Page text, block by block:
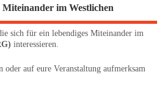
im Westlichen
sich für ein lebendiges Miteinander im
interessieren.
auf eure Veranstaltung aufmerksam